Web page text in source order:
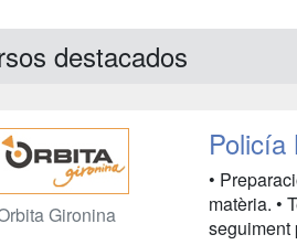
destacados
Gironina
Policía
•
matèria. •
seguiment